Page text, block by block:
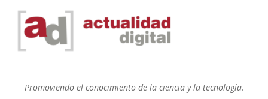
Promoviendo el conocimiento de la ciencia y la tecnología.